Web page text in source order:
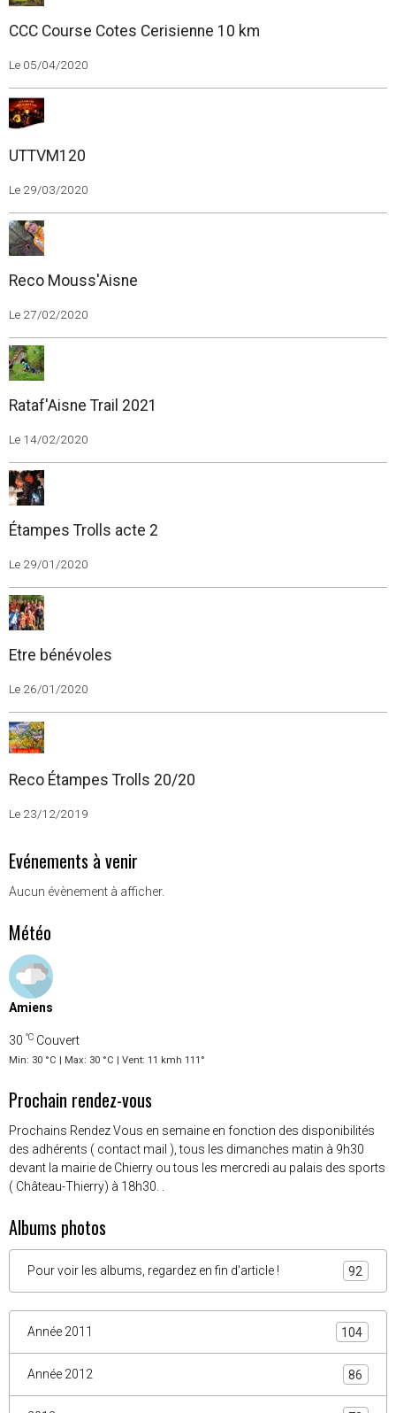
CCC Course Cotes Cerisienne 10 km
Le 05/04/2020
UTTVM120
Le 29/03/2020
Reco Mouss'Aisne
Le 27/02/2020
Rataf'Aisne Trail 2021
Le 14/02/2020
Étampes Trolls acte 2
Le 29/01/2020
Etre bénévoles
Le 26/01/2020
Reco Étampes Trolls 20/20
Le 23/12/2019
Evénements à venir
Aucun évènement à afficher.
Météo
Amiens
30 °C Couvert
Min: 30 °C | Max: 30 °C | Vent: 11 kmh 111°
Prochain rendez-vous
Prochains Rendez Vous en semaine en fonction des disponibilités
des adhérents ( contact mail ), tous les dimanches matin à 9h30
devant la mairie de Chierry ou tous les mercredi au palais des sports
( Château-Thierry) à 18h30. .
Albums photos
Pour voir les albums, regardez en fin d'article ! 92
Année 2011 104
Année 2012 86